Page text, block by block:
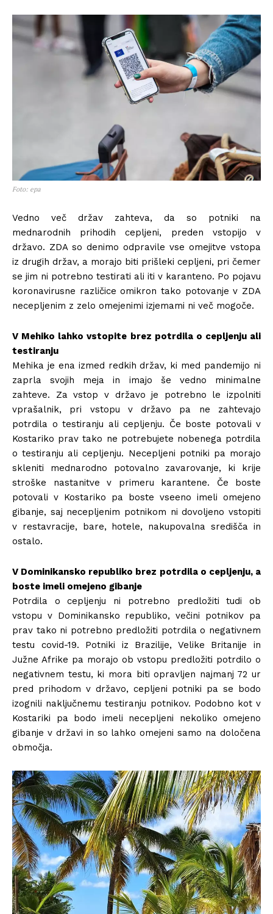
Foto: epa
Vedno več držav zahteva, da so potniki na
mednarodnih prihodih cepljeni, preden vstopijo v
državo. ZDA so denimo odpravile vse omejitve vstopa
iz drugih držav, a morajo biti prišleki cepljeni, pri čemer
se jim ni potrebno testirati ali iti v karanteno. Po pojavu
koronavirusne različice omikron tako potovanje v ZDA
necepljenim z zelo omejenimi izjemami ni več mogoče.
V Mehiko lahko vstopite brez potrdila o cepljenju ali
testiranju
Mehika je ena izmed redkih držav, ki med pandemijo ni
zaprla svojih meja in imajo še vedno minimalne
zahteve. Za vstop v državo je potrebno le izpolniti
vprašalnik, pri vstopu v državo pa ne zahtevajo
potrdila o testiranju ali cepljenju. Če boste potovali v
Kostariko prav tako ne potrebujete nobenega potrdila
o testiranju ali cepljenju. Necepljeni potniki pa morajo
skleniti mednarodno potovalno zavarovanje, ki krije
stroške nastanitve v primeru karantene. Če boste
potovali v Kostariko pa boste vseeno imeli omejeno
gibanje, saj necepljenim potnikom ni dovoljeno vstopiti
v restavracije, bare, hotele, nakupovalna središča in
ostalo.
V Dominikansko republiko brez potrdila o cepljenju, a
boste imeli omejeno gibanje
Potrdila o cepljenju ni potrebno predložiti tudi ob
vstopu v Dominikansko republiko, večini potnikov pa
prav tako ni potrebno predložiti potrdila o negativnem
testu covid-19. Potniki iz Brazilije, Velike Britanije in
Južne Afrike pa morajo ob vstopu predložiti potrdilo o
negativnem testu, ki mora biti opravljen najmanj 72 ur
pred prihodom v državo, cepljeni potniki pa se bodo
izognili naključnemu testiranju potnikov. Podobno kot v
Kostariki pa bodo imeli necepljeni nekoliko omejeno
gibanje v državi in so lahko omejeni samo na določena
območja.